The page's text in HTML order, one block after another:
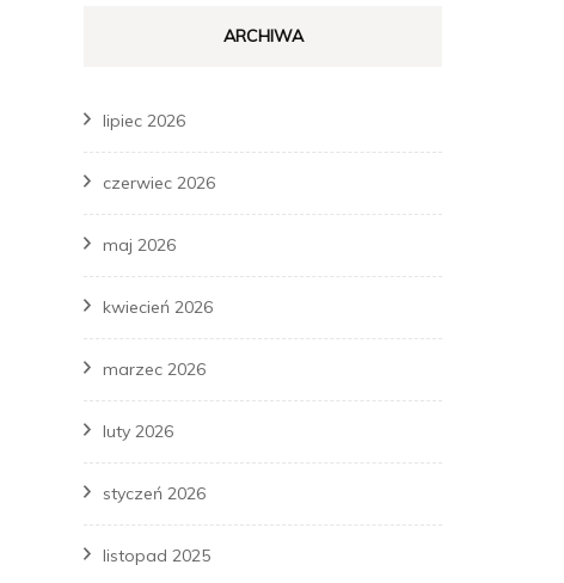
ARCHIWA
lipiec 2026
czerwiec 2026
maj 2026
kwiecień 2026
marzec 2026
luty 2026
styczeń 2026
listopad 2025